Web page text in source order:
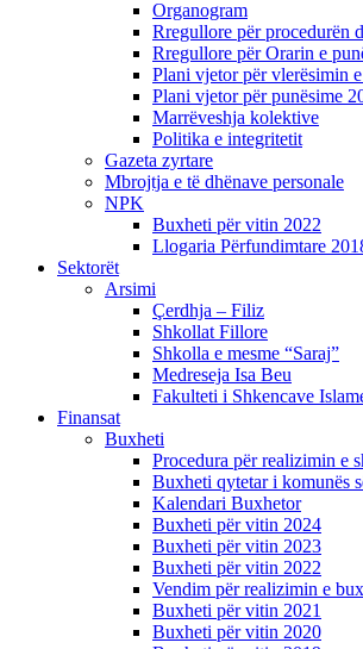
Organogram
Rregullore për procedurën
Rregullore për Orarin e
Plani vjetor për vlerësimin
Plani vjetor për punësime
Marrëveshja kolektive
Politika e integritetit
Gazeta zyrtare
Mbrojtja e të dhënave personale
NPK
Buxheti për vitin 2022
Llogaria Përfundimtare
Sektorët
Arsimi
Çerdhja – Filiz
Shkollat Fillore
Shkolla e mesme “Saraj”
Medreseja Isa Beu
Fakulteti i Shkencave
Finansat
Buxheti
Procedura për realizimin e
Buxheti qytetar i komunës
Kalendari Buxhetor
Buxheti për vitin 2024
Buxheti për vitin 2023
Buxheti për vitin 2022
Vendim për realizimin e
Buxheti për vitin 2021
Buxheti për vitin 2020